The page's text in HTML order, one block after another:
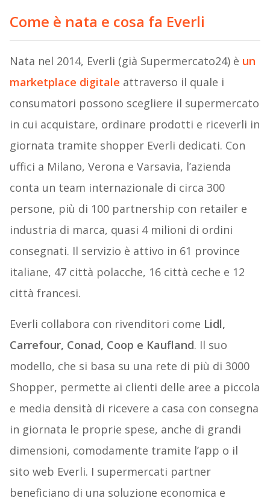
Come è nata e cosa fa Everli
Nata nel 2014, Everli (già Supermercato24) è un
marketplace digitale attraverso il quale i
consumatori possono scegliere il supermercato
in cui acquistare, ordinare prodotti e riceverli in
giornata tramite shopper Everli dedicati. Con
uffici a Milano, Verona e Varsavia, l’azienda
conta un team internazionale di circa 300
persone, più di 100 partnership con retailer e
industria di marca, quasi 4 milioni di ordini
consegnati. Il servizio è attivo in 61 province
italiane, 47 città polacche, 16 città ceche e 12
città francesi.
Everli collabora con rivenditori come Lidl,
Carrefour, Conad, Coop e Kaufland. Il suo
modello, che si basa su una rete di più di 3000
Shopper, permette ai clienti delle aree a piccola
e media densità di ricevere a casa con consegna
in giornata le proprie spese, anche di grandi
dimensioni, comodamente tramite l’app o il
sito web Everli. I supermercati partner
beneficiano di una soluzione economica e